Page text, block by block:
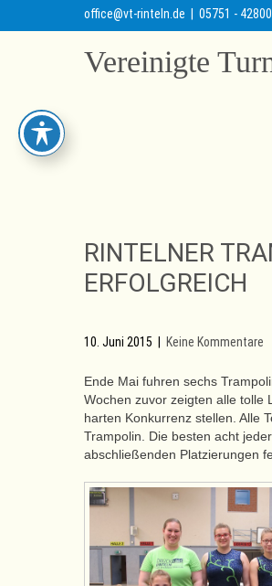
office@vt-rinteln.de | 05751 - 42800
Vereinigte
RINTELNER
ERFOLGREICH
10. Juni 2015 Keine Kommentare
Ende Mai fuhren sechs
Wochen zuvor zeigten alle tolle
harten Konkurrenz stellen. Alle
Trampolin. Die besten acht
abschließenden Platzierungen